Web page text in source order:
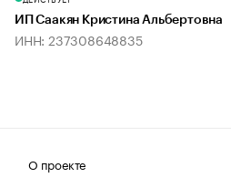
ИП Саакян Кристина Альбертовна
ИНН: 237308648835
О проекте